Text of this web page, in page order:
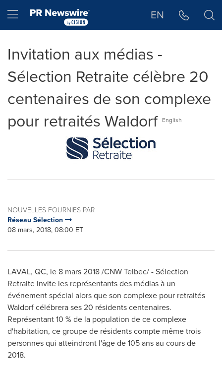
Hamburger menu EN
Invitation aux médias -
Sélection Retraite célèbre 20
centenaires de son complexe
pour retraités Waldorf English
NOUVELLES FOURNIES PAR
Réseau Sélection
08 mars, 2018, 08:00 ET
LAVAL, QC, le 8 mars 2018 /CNW Telbec/ - Sélection
Retraite invite les représentants des médias à un
événement spécial alors que son complexe pour retraités
Waldorf célébrera ses 20 résidents centenaires.
Représentant 10 % de la population de ce complexe
d'habitation, ce groupe de résidents compte même trois
personnes qui atteindront l'âge de 105 ans au cours de
2018.